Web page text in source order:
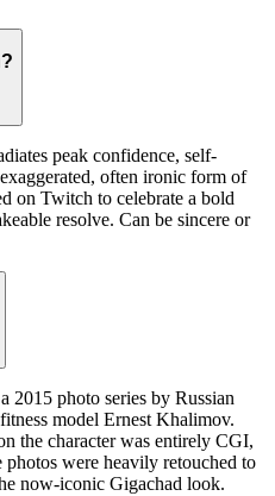
peak confidence, self-
often ironic form of
on Twitch to celebrate a bold
resolve. Can be sincere or
2015 photo series by Russian
model Ernest Khalimov.
the character was entirely CGI,
were heavily retouched to
now-iconic Gigachad look.